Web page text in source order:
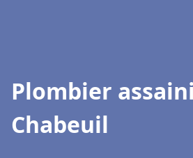
Plombier
Chabeuil